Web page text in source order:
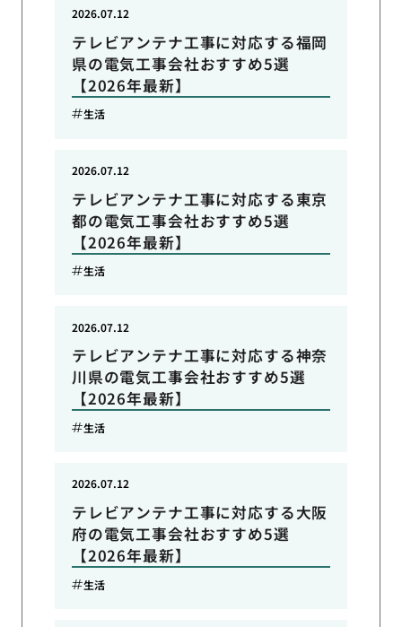
テレビアンテナ工事に対応する福岡
県の電気工事会社おすすめ5選
【2026年最新】
2026.07.12
生活
テレビアンテナ工事に対応する東京
都の電気工事会社おすすめ5選
【2026年最新】
2026.07.12
生活
テレビアンテナ工事に対応する神奈
川県の電気工事会社おすすめ5選
【2026年最新】
2026.07.12
生活
テレビアンテナ工事に対応する大阪
府の電気工事会社おすすめ5選
【2026年最新】
2026.07.12
生活